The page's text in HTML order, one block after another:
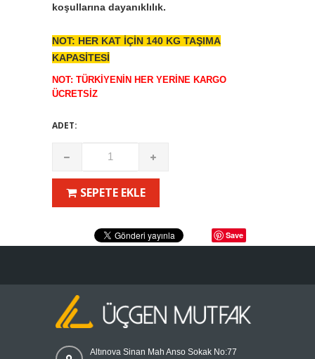
koşullarına dayanıklılık.
NOT: HER KAT İÇİN 140 KG TAŞIMA
KAPASİTESİ
NOT: TÜRKİYENİN HER YERİNE KARGO
ÜCRETSİZ
ADET:
SEPETE EKLE
Save
Altınova Sinan Mah Anso Sokak No:77